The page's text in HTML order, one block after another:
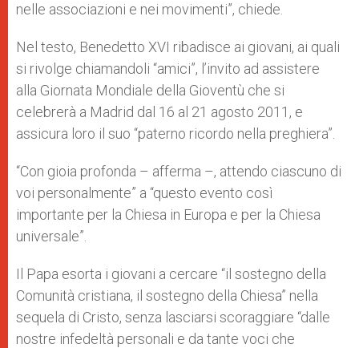
nelle associazioni e nei movimenti”, chiede.
Nel testo, Benedetto XVI ribadisce ai giovani, ai quali
si rivolge chiamandoli “amici”, l’invito ad assistere
alla Giornata Mondiale della Gioventù che si
celebrerà a Madrid dal 16 al 21 agosto 2011, e
assicura loro il suo “paterno ricordo nella preghiera”.
“Con gioia profonda – afferma –, attendo ciascuno di
voi personalmente” a “questo evento così
importante per la Chiesa in Europa e per la Chiesa
universale”.
Il Papa esorta i giovani a cercare “il sostegno della
Comunità cristiana, il sostegno della Chiesa” nella
sequela di Cristo, senza lasciarsi scoraggiare “dalle
nostre infedeltà personali e da tante voci che